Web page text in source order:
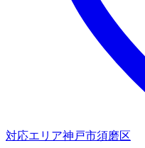
対応エリア神戸市須磨区